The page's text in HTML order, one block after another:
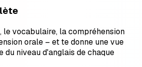
le vocabulaire, la compréhension
orale – et te donne une vue
du niveau d'anglais de chaque